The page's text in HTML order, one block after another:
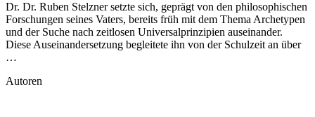
Dr. Dr. Ruben Stelzner setzte sich, geprägt von den philosophischen
Forschungen seines Vaters, bereits früh mit dem Thema Archetypen
und der Suche nach zeitlosen Universalprinzipien auseinander.
Diese Auseinandersetzung begleitete ihn von der Schulzeit an über
…
Autoren